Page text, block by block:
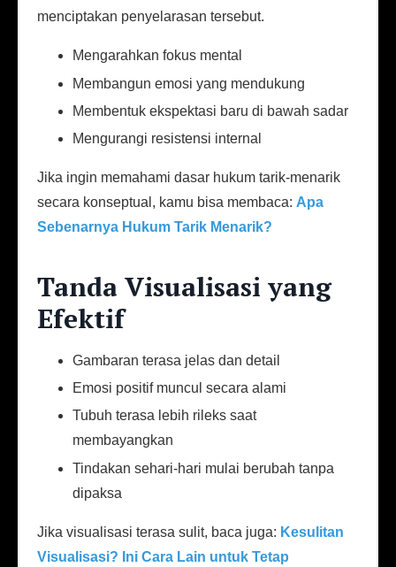
menciptakan penyelarasan tersebut.
Mengarahkan fokus mental
Membangun emosi yang mendukung
Membentuk ekspektasi baru di bawah sadar
Mengurangi resistensi internal
Jika ingin memahami dasar hukum tarik-menarik
secara konseptual, kamu bisa membaca: Apa
Sebenarnya Hukum Tarik Menarik?
Tanda Visualisasi yang
Efektif
Gambaran terasa jelas dan detail
Emosi positif muncul secara alami
Tubuh terasa lebih rileks saat
membayangkan
Tindakan sehari-hari mulai berubah tanpa
dipaksa
Jika visualisasi terasa sulit, baca juga: Kesulitan
Visualisasi? Ini Cara Lain untuk Tetap